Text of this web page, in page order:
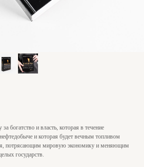
богатство и власть, которая в течение
и которая будет вечным топливом
потрясающим мировую экономику и меняющим
государств.